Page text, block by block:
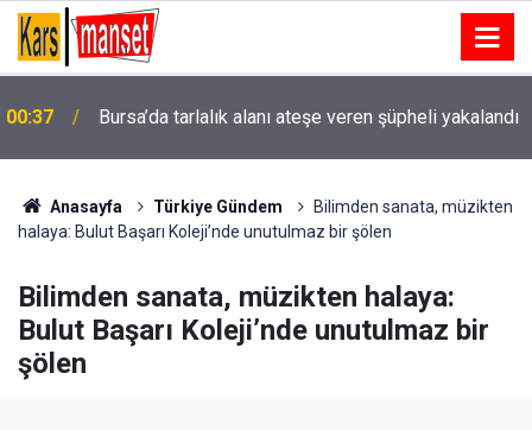
00:37 Bursa’da tarlalık alanı ateşe veren şüpheli yakalandı
00:33 Kars Yeşilay’dan Sahada Farkındalık
Anasayfa Türkiye Gündem
Bilimden sanata, müzikten
halaya: Bulut Başarı Koleji’nde unutulmaz bir şölen
Bilimden sanata, müzikten halaya:
Bulut Başarı Koleji’nde unutulmaz bir
şölen